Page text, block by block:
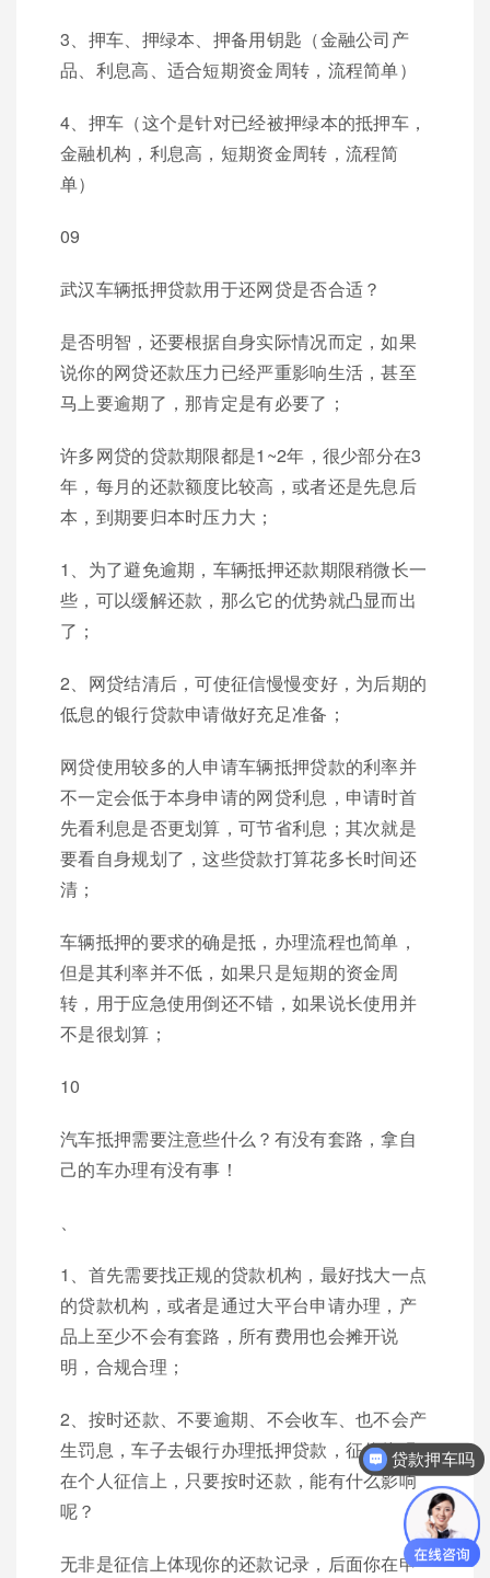
3、押车、押绿本、押备用钥匙（金融公司产
品、利息高、适合短期资金周转，流程简单）
4、押车（这个是针对已经被押绿本的抵押车，
金融机构，利息高，短期资金周转，流程简
单）
09
武汉车辆抵押贷款用于还网贷是否合适？
是否明智，还要根据自身实际情况而定，如果
说你的网贷还款压力已经严重影响生活，甚至
马上要逾期了，那肯定是有必要了；
许多网贷的贷款期限都是1~2年，很少部分在3
年，每月的还款额度比较高，或者还是先息后
本，到期要归本时压力大；
1、为了避免逾期，车辆抵押还款期限稍微长一
些，可以缓解还款，那么它的优势就凸显而出
了；
2、网贷结清后，可使征信慢慢变好，为后期的
低息的银行贷款申请做好充足准备；
网贷使用较多的人申请车辆抵押贷款的利率并
不一定会低于本身申请的网贷利息，申请时首
先看利息是否更划算，可节省利息；其次就是
要看自身规划了，这些贷款打算花多长时间还
清；
车辆抵押的要求的确是抵，办理流程也简单，
但是其利率并不低，如果只是短期的资金周
转，用于应急使用倒还不错，如果说长使用并
不是很划算；
10
汽车抵押需要注意些什么？有没有套路，拿自
己的车办理有没有事！
、
1、首先需要找正规的贷款机构，最好找大一点
的贷款机构，或者是通过大平台申请办理，产
品上至少不会有套路，所有费用也会摊开说
明，合规合理；
2、按时还款、不要逾期、不会收车、也不会产
生罚息，车子去银行办理抵押贷款，征信体现
在个人征信上，只要按时还款，能有什么影响
呢？
无非是征信上体现你的还款记录，后面你在申
贷款押车吗